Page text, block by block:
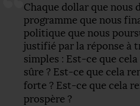
Chaque dollar que nous
programme que nous
politique que nous
justifié par la réponse à
simples : Est-ce que
sûre ? Est-ce que cela
forte ? Est-ce que cela
prospère ?